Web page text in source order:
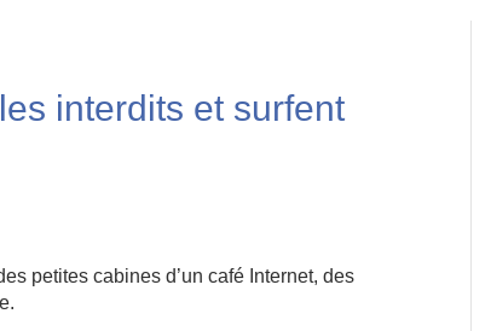
interdits et surfent
petites cabines d’un café Internet, des